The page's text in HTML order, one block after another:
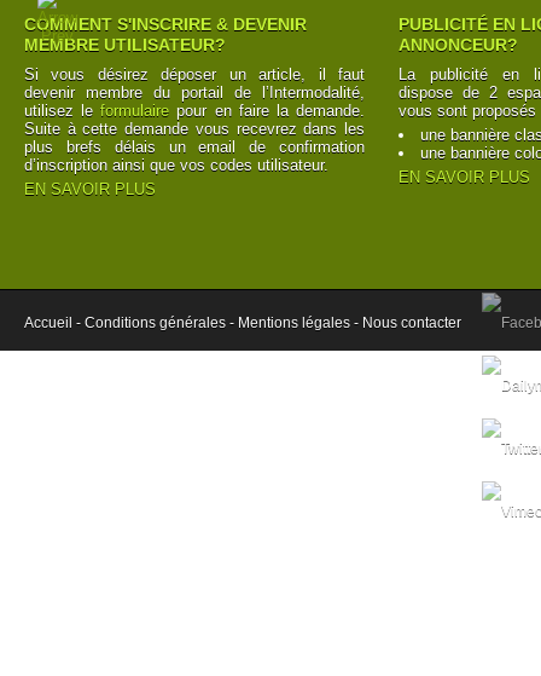
COMMENT S'INSCRIRE & DEVENIR
MEMBRE UTILISATEUR?
Si vous désirez déposer un article, il faut
devenir membre du portail de l’Intermodalité,
utilisez leformulaire pour en faire la demande.
Suite à cette demande vous recevrez dans les
plus brefs délais un email de confirmation
d’inscription ainsi que vos codes utilisateur.
EN SAVOIR PLUS
PUBLICITÉ EN
ANNONCEUR?
La publicité en
dispose de 2
vous sont proposés
une bannière
une bannière
EN SAVOIR PLUS
Accueil - Conditions générales - Mentions légales - Nous contacter